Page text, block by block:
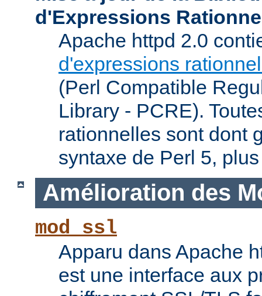
d'Expressions
Apache httpd 2.0
d'expressions
(Perl Compatible
Library - PCRE).
rationnelles sont dont
syntaxe de Perl 5,
Amélioration des
mod_ssl
Apparu dans Apache
est une interface aux